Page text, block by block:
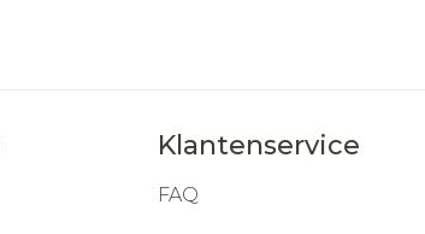
Klantenservice
FAQ